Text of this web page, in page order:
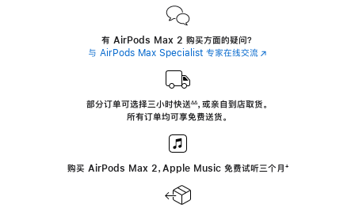
有 AirPods Max 2 购买方面的疑问？
与 AirPods Max Specialist 专家在线交流(在
中
部分订单可选择三小时快送∆∆， 或亲自到店取货。
所有订单均可享免费送货。
购买 AirPods Max 2，Apple Music 免费试听三个月 ‍脚
‍⁺